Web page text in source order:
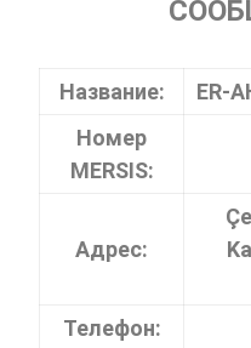
Название:
ER-
Номер
MERSIS:
Адрес:
Телефон: